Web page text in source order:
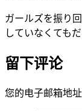
ガールズを振り
していなくても
留下评论
您的电子邮箱地址